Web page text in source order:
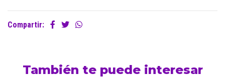
Compartir:
También te puede interesar